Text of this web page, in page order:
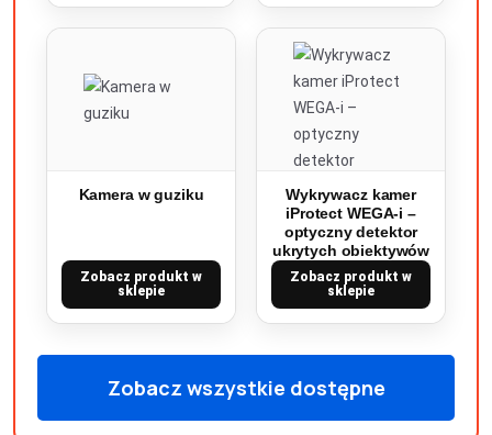
Kamera w guziku
Zobacz produkt w
sklepie
Wykrywacz kamer
iProtect WEGA-i –
optyczny detektor
ukrytych obiektywów
Zobacz produkt w
sklepie
Zobacz wszystkie dostępne